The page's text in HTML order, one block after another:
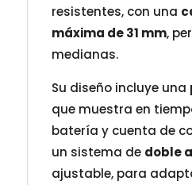
resistentes, con una
máxima de 31 mm,
medianas.
Su diseño incluye una
que muestra en
batería y cuenta de
un sistema de doble
ajustable, para